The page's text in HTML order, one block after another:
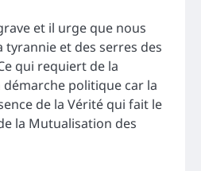
et il urge que nous
tyrannie et des serres des
qui requiert de la
démarche politique car la
de la Vérité qui fait le
la Mutualisation des